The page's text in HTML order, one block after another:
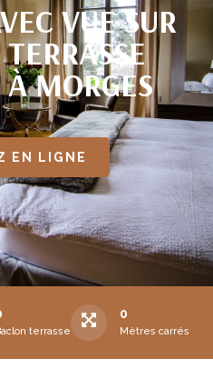
VUE SUR
MORGES
EN LIGNE
terrasse
0
Mètres carrés